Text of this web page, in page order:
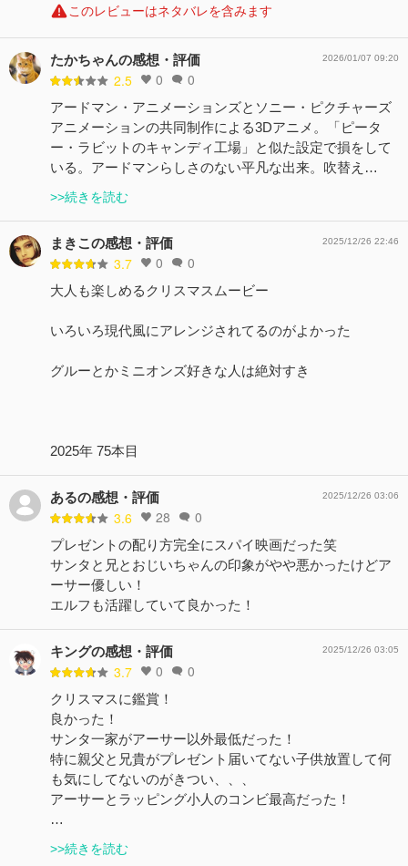
このレビューはネタバレを含みます
たかちゃんの感想・評価
2.5 0 0
2026/01/07 09:20
アードマン・アニメーションズとソニー・ピクチャーズ
アニメーションの共同制作による3Dアニメ。「ピータ
ー・ラビットのキャンディ工場」と似た設定で損をして
いる。アードマンらしさのない平凡な出来。吹替え…
>>続きを読む
まきこの感想・評価
3.7 0 0
2025/12/26 22:46
大人も楽しめるクリスマスムービー
いろいろ現代風にアレンジされてるのがよかった
グルーとかミニオンズ好きな人は絶対すき
2025年 75本目
あるの感想・評価
3.6 28 0
2025/12/26 03:06
プレゼントの配り方完全にスパイ映画だった笑
サンタと兄とおじいちゃんの印象がやや悪かったけどア
ーサー優しい！
エルフも活躍していて良かった！
キングの感想・評価
3.7 0 0
2025/12/26 03:05
クリスマスに鑑賞！
良かった！
サンタ一家がアーサー以外最低だった！
特に親父と兄貴がプレゼント届いてない子供放置して何
も気にしてないのがきつい、、、
アーサーとラッピング小人のコンビ最高だった！
…
>>続きを読む